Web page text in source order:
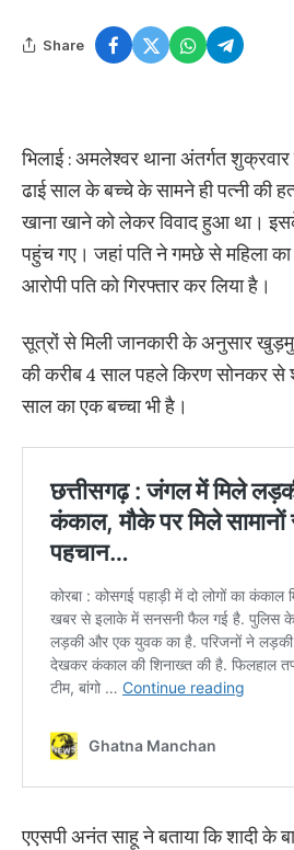
Share
भिलाई : अमलेश्वर थाना अंतर्गत
ढाई साल के बच्चे के सामने ही पत्नी की
खाना खाने को लेकर विवाद हुआ था।
पहुंच गए। जहां पति ने गमछे से महिला
आरोपी पति को गिरफ्तार कर लिया है।
सूत्रों से मिली जानकारी के अनुसार
की करीब 4 साल पहले किरण सोनकर से
साल का एक बच्चा भी है।
एएसपी अनंत साहू ने बताया कि शादी के